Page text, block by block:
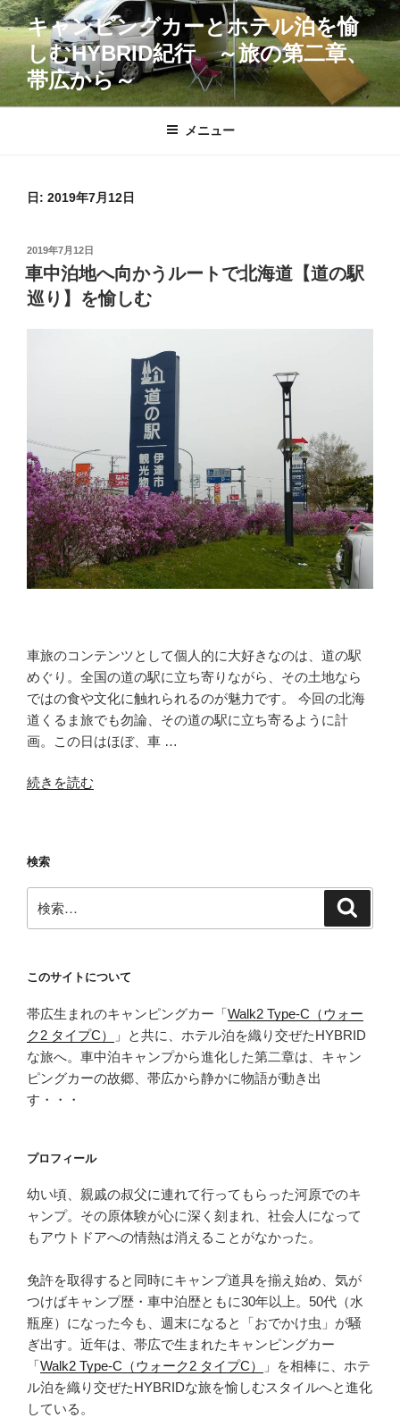
コ
ン
テ
キャンピングカーとホテル泊を愉
しむHYBRID紀行 ～旅の第二章、
帯広から～
メニュー
日: 2019年7月12日
投
稿
日:
2019年7月12日
車中泊地へ向かうルートで北海道【道の駅
巡り】を愉しむ
車旅のコンテンツとして個人的に大好きなのは、道の駅
めぐり。全国の道の駅に立ち寄りながら、その土地なら
ではの食や文化に触れられるのが魅力です。 今回の北海
道くるま旅でも勿論、その道の駅に立ち寄るように計
画。この日はほぼ、車 …
“車
へ
向
か
う
ー
で
北
海
道
【道
巡
り】
を
愉
む”
の
続きを読む
検索
索:
このサイトについて
帯広生まれのキャンピングカー「Walk2 Type‑C（ウォー
ク2 タイプC）
」と共に、ホテル泊を織り交ぜたHYBRID
な旅へ。車中泊キャンプから進化した第二章は、キャン
ピングカーの故郷、帯広から静かに物語が動き出
す・・・
プロフィール
幼い頃、親戚の叔父に連れて行ってもらった河原でのキ
ャンプ。その原体験が心に深く刻まれ、社会人になって
もアウトドアへの情熱は消えることがなかった。
免許を取得すると同時にキャンプ道具を揃え始め、気が
つけばキャンプ歴・車中泊歴ともに30年以上。50代（水
瓶座）になった今も、週末になると「おでかけ虫」が騒
ぎ出す。近年は、帯広で生まれたキャンピングカー
「Walk2 Type‑C（ウォーク2 タイプC）
」を相棒に、ホテ
ル泊を織り交ぜたHYBRIDな旅を愉しむスタイルへと進化
している。